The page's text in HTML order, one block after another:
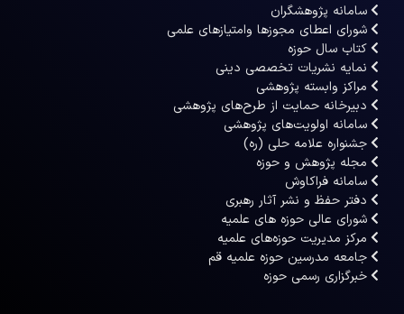
سامانه پژوهشگران
شورای اعطای مجوزها وامتیازهای علمی
کتاب سال حوزه
نمایه نشریات تخصصی دینی
مراکز وابسته پژوهشی
دبیرخانه حمایت از طرح‌های پژوهشی
سامانه اولویت‌های پژوهشی
جشنواره علامه حلی (ره)
مجله پژوهش و حوزه
سامانه فراکاوش
دفتر حفظ و نشر آثار رهبری
شورای عالی حوزه های علمیه
مرکز مدیریت حوزه‌های علمیه
جامعه مدرسین حوزه علمیه قم
خبرگزاری رسمی حوزه